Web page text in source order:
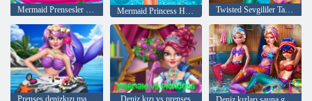
Mermaid Prensesler Giydir Twisted Sevgililer Tarihi
Prenses denizkızı makyaj tarzı Deniz kızı vs prenses